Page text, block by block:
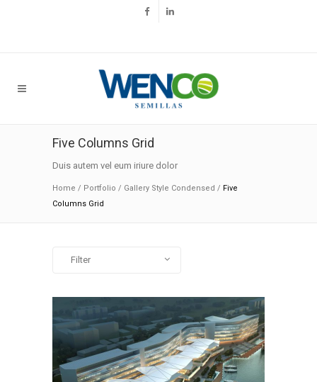
Five Columns Grid
Duis autem vel eum iriure dolor
Home / Portfolio / Gallery Style Condensed / Five
Columns Grid
Filter
Art
Business
Photography